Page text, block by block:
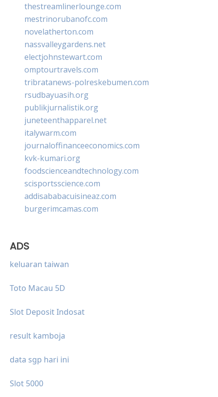
thestreamlinerlounge.com
mestrinorubanofc.com
novelatherton.com
nassvalleygardens.net
electjohnstewart.com
omptourtravels.com
tribratanews-polreskebumen.com
rsudbayuasih.org
publikjurnalistik.org
juneteenthapparel.net
italywarm.com
journaloffinanceeconomics.com
kvk-kumari.org
foodscienceandtechnology.com
scisportsscience.com
addisababacuisineaz.com
burgerimcamas.com
ADS
keluaran taiwan
Toto Macau 5D
Slot Deposit Indosat
result kamboja
data sgp hari ini
Slot 5000